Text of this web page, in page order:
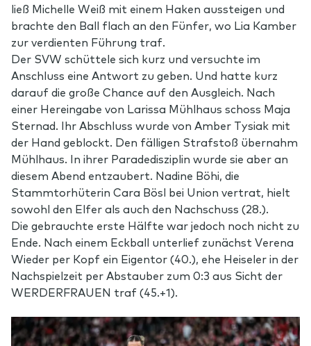
ließ Michelle Weiß mit einem Haken aussteigen und
brachte den Ball flach an den Fünfer, wo Lia Kamber
zur verdienten Führung traf.
Der SVW schüttele sich kurz und versuchte im
Anschluss eine Antwort zu geben. Und hatte kurz
darauf die große Chance auf den Ausgleich. Nach
einer Hereingabe von Larissa Mühlhaus schoss Maja
Sternad. Ihr Abschluss wurde von Amber Tysiak mit
der Hand geblockt. Den fälligen Strafstoß übernahm
Mühlhaus. In ihrer Paradedisziplin wurde sie aber an
diesem Abend entzaubert. Nadine Böhi, die
Stammtorhüterin Cara Bösl bei Union vertrat, hielt
sowohl den Elfer als auch den Nachschuss (28.).
Die gebrauchte erste Hälfte war jedoch noch nicht zu
Ende. Nach einem Eckball unterlief zunächst Verena
Wieder per Kopf ein Eigentor (40.), ehe Heiseler in der
Nachspielzeit per Abstauber zum 0:3 aus Sicht der
WERDERFRAUEN traf (45.+1).